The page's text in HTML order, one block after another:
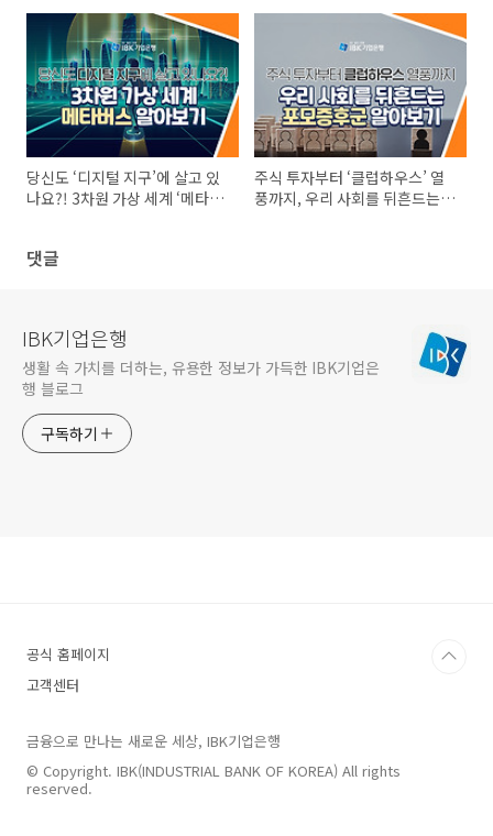
당신도 ‘디지털 지구’에 살고 있
나요?! 3차원 가상 세계 ‘메타버
주식 투자부터 ‘클럽하우스’ 열
풍까지, 우리 사회를 뒤흔드는
댓글
IBK기업은행
생활 속 가치를 더하는, 유용한 정보가 가득한 IBK기업은
행 블로그
구독하기
공식 홈페이지
고객센터
금융으로 만나는 새로운 세상, IBK기업은행
© Copyright. IBK(INDUSTRIAL BANK OF KOREA) All rights
reserved.